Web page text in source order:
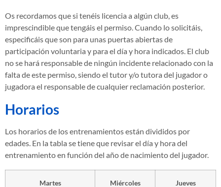
Os recordamos que si tenéis licencia a algún club, es
imprescindible que tengáis el permiso. Cuando lo solicitáis,
especificáis que son para unas puertas abiertas de
participación voluntaria y para el día y hora indicados. El club
no se hará responsable de ningún incidente relacionado con la
falta de este permiso, siendo el tutor y/o tutora del jugador o
jugadora el responsable de cualquier reclamación posterior.
Horarios
Los horarios de los entrenamientos están divididos por
edades. En la tabla se tiene que revisar el día y hora del
entrenamiento en función del año de nacimiento del jugador.
Martes Miércoles Jueves